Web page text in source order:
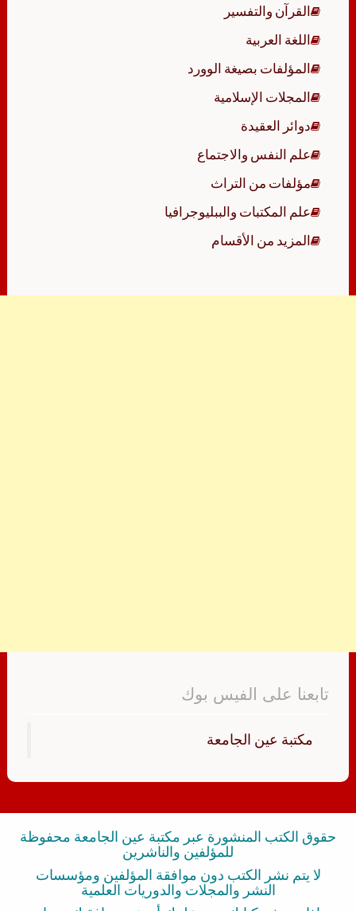
القرآن والتفسير
اللغة العربية
المؤلفات بصيغة الوورد
المجلات الإسلامية
دوائر العقيدة
علم النفس والاجتماع
مؤلفات من التراث
علم المكتبات والببليوجرافيا
المزيد من الأقسام
تابعنا على الفيس بوك
‏مكتبة عين الجامعة‏
حقوق الكتب المنشورة عبر مكتبة عين الجامعة محفوظة
للمؤلفين والناشرين
لا يتم نشر الكتب دون موافقة المؤلفين ومؤسسات
النشر والمجلات والدوريات العلمية